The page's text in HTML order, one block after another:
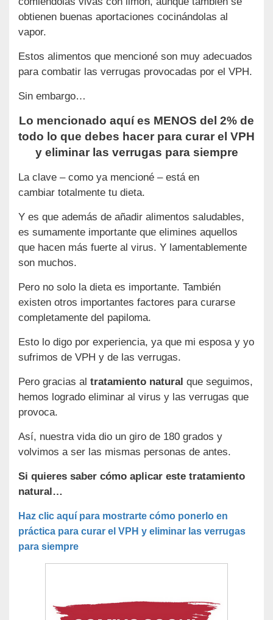
obtienen buenas aportaciones cocinándolas al
vapor.
Estos alimentos que mencioné son muy adecuados
para combatir las verrugas provocadas por el VPH.
Sin embargo…
Lo mencionado aquí es MENOS del 2% de
todo lo que debes hacer para curar el VPH
y eliminar las verrugas para siempre
La clave – como ya mencioné – está en
cambiar totalmente tu dieta.
Y es que además de añadir alimentos saludables,
es sumamente importante que elimines aquellos
que hacen más fuerte al virus. Y lamentablemente
son muchos.
Pero no solo la dieta es importante. También
existen otros importantes factores para curarse
completamente del papiloma.
Esto lo digo por experiencia, ya que mi esposa y yo
sufrimos de VPH y de las verrugas.
Pero gracias al tratamiento natural que seguimos,
hemos logrado eliminar al virus y las verrugas que
provoca.
Así, nuestra vida dio un giro de 180 grados y
volvimos a ser las mismas personas de antes.
Si quieres saber cómo aplicar este tratamiento
natural…
Haz clic aquí para mostrarte cómo ponerlo en
práctica para curar el VPH y eliminar las verrugas
para siempre